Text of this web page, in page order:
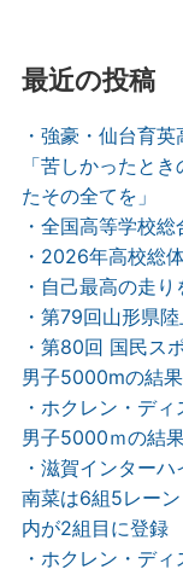
最近の投稿
・強豪・仙台育
「苦しかったと
たその全てを」
・全国高等学校
・2026年高校総
・自己最高の走
・第79回山形県
・第80回 国民ス
男子5000mの結果
・ホクレン・デ
男子5000ｍの結
・滋賀インター
南菜は6組5レー
内が2組目に登録
・ホクレン・デ